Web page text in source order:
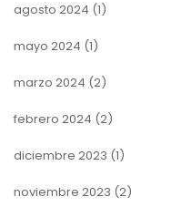
agosto 2024 (1)
mayo 2024 (1)
marzo 2024 (2)
febrero 2024 (2)
diciembre 2023 (1)
noviembre 2023 (2)